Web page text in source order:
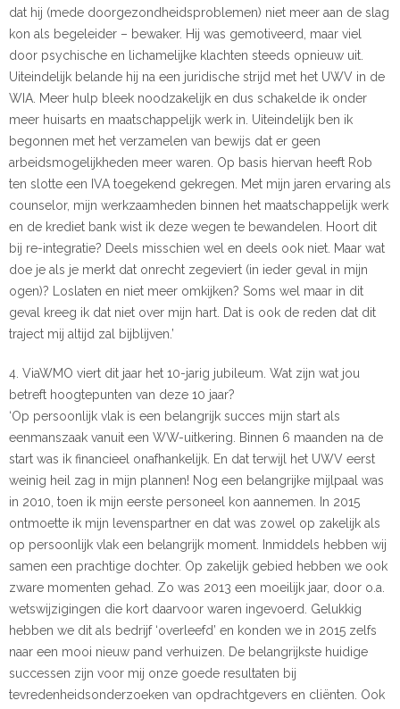
dat hij (mede doorgezondheidsproblemen) niet meer aan de slag
kon als begeleider – bewaker. Hij was gemotiveerd, maar viel
door psychische en lichamelijke klachten steeds opnieuw uit.
Uiteindelijk belande hij na een juridische strijd met het UWV in de
WIA. Meer hulp bleek noodzakelijk en dus schakelde ik onder
meer huisarts en maatschappelijk werk in. Uiteindelijk ben ik
begonnen met het verzamelen van bewijs dat er geen
arbeidsmogelijkheden meer waren. Op basis hiervan heeft Rob
ten slotte een IVA toegekend gekregen. Met mijn jaren ervaring als
counselor, mijn werkzaamheden binnen het maatschappelijk werk
en de krediet bank wist ik deze wegen te bewandelen. Hoort dit
bij re-integratie? Deels misschien wel en deels ook niet. Maar wat
doe je als je merkt dat onrecht zegeviert (in ieder geval in mijn
ogen)? Loslaten en niet meer omkijken? Soms wel maar in dit
geval kreeg ik dat niet over mijn hart. Dat is ook de reden dat dit
traject mij altijd zal bijblijven.’
4. ViaWMO viert dit jaar het 10-jarig jubileum. Wat zijn wat jou
betreft hoogtepunten van deze 10 jaar?
‘Op persoonlijk vlak is een belangrijk succes mijn start als
eenmanszaak vanuit een WW-uitkering. Binnen 6 maanden na de
start was ik financieel onafhankelijk. En dat terwijl het UWV eerst
weinig heil zag in mijn plannen! Nog een belangrijke mijlpaal was
in 2010, toen ik mijn eerste personeel kon aannemen. In 2015
ontmoette ik mijn levenspartner en dat was zowel op zakelijk als
op persoonlijk vlak een belangrijk moment. Inmiddels hebben wij
samen een prachtige dochter. Op zakelijk gebied hebben we ook
zware momenten gehad. Zo was 2013 een moeilijk jaar, door o.a.
wetswijzigingen die kort daarvoor waren ingevoerd. Gelukkig
hebben we dit als bedrijf ‘overleefd’ en konden we in 2015 zelfs
naar een mooi nieuw pand verhuizen. De belangrijkste huidige
successen zijn voor mij onze goede resultaten bij
tevredenheidsonderzoeken van opdrachtgevers en cliënten. Ook